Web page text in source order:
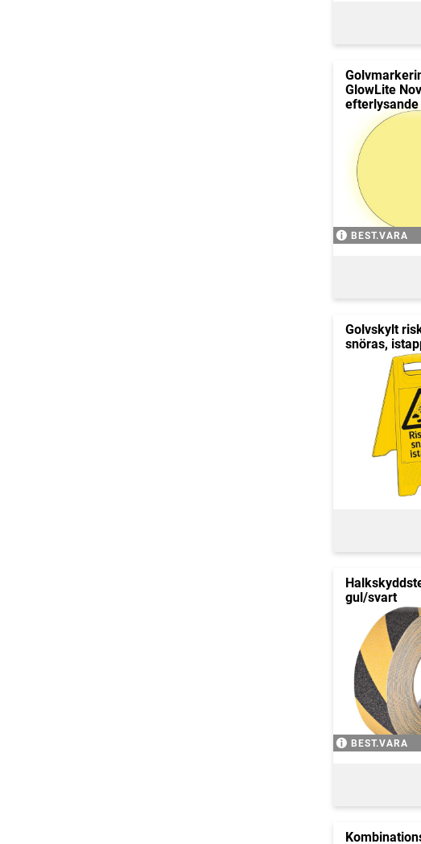
GlowLite
efterlysande
BEST.VARA
Golvskylt
snöras,
gul/svart
BEST.VARA